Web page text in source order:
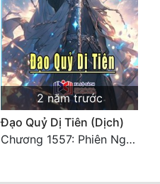
2 năm trước
Đạo Quỷ Dị Tiên (Dịch)
Chương 1557: Phiên Ngoại Gia Cát Uyên 27